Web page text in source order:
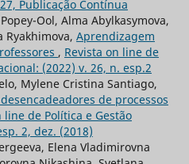
Publicação Contínua
Ool, Alma Abylkasymova,
Ryakhimova, Aprendizagem
, Revista on line de
(2022) v. 26, n. esp.2
Mylene Cristina Santiago,
de processos
line de Política e Gestão
2, dez. (2018)
Elena Vladimirovna